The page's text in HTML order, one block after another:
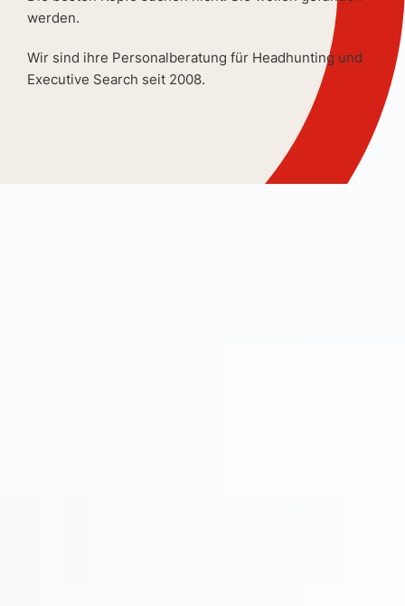
werden.
Wir sind ihre Personalberatung für Headhunting und
Executive Search seit 2008.